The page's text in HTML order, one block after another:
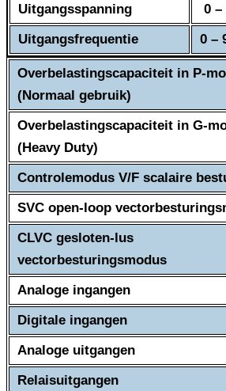
Uitgangsspanning
0 –
Uitgangsfrequentie
0 –
Overbelastingscapaciteit in P-
(Normaal gebruik)
Overbelastingscapaciteit in G-
(Heavy Duty)
Controlemodus V/F scalaire
SVC open-loop
CLVC gesloten-lus
vectorbesturingsmodus
Analoge ingangen
Digitale ingangen
Analoge uitgangen
Relaisuitgangen